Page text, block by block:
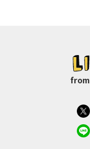
from